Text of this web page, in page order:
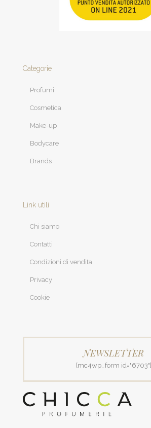
Categorie
Profumi
Cosmetica
Make-up
Bodycare
Brands
Link utili
Chi siamo
Contatti
Condizioni di vendita
Privacy
Cookie
NEWSLETTER
[mc4wp_form id="6703"]